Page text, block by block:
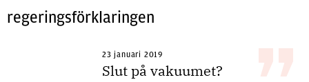
regeringsförklaringen
23 januari 2019
Slut på vakuumet?